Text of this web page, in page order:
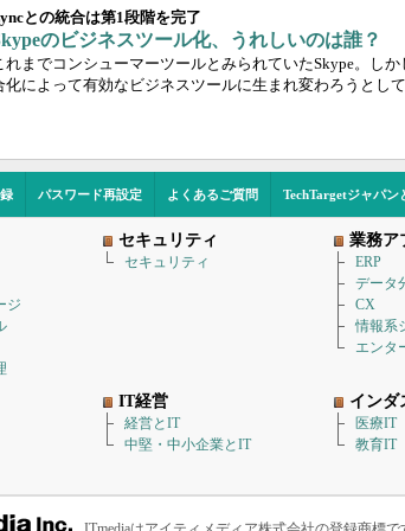
との統合は第1段階を完了
のビジネスツール化、うれしいのは誰？
れまでコンシューマーツールとみられていたSkype。し
化によって有効なビジネスツールに生まれ変わろうとして
パスワード再設定 よくあるご質問 TechTargetジャパン
ジ
セキュリティ
セキュリティ
業務ア
ERP
データ
CX
情報系
エンタ
IT経営
経営とIT
中堅・中小企業とIT
インダ
医療IT
教育IT